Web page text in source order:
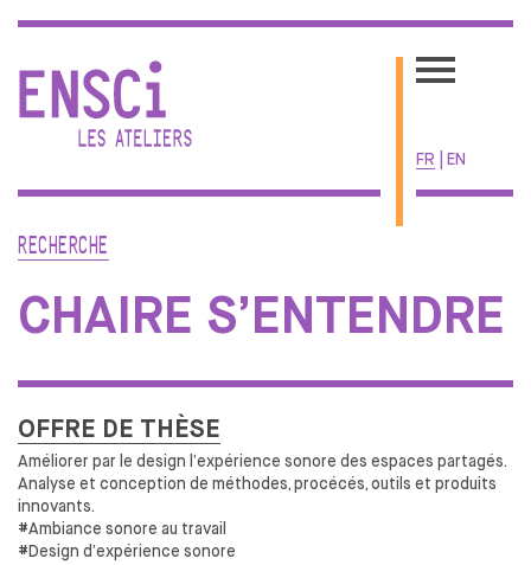
FR EN
ACTUALITÉS
ÉCOLE
UNE ÉCOLE SINGULIÈRE
LA VIE ÉTUDIANTE
RESSOURCES
CENTRE DE DOCUMENTATION
LE BIS
PRIVATISATION DES ESPACES
DESIGN ET DIVERSITÉ
RECHERCHE
CHAIRE S’ENTENDRE
OFFRE DE THÈSE
Améliorer par le design l’expérience sonore des espaces partagés.
Analyse et conception de méthodes, procécés, outils et produits
innovants.
#Ambiance sonore au travail
#Design d’expérience sonore